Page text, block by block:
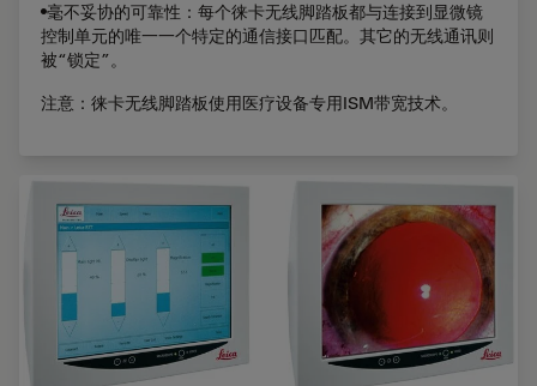
•毫不妥协的可靠性：每个徕卡无线脚踏板都与连接到显微镜
控制单元的唯一一个特定的通信接口匹配。其它的无线通讯则
被“锁定”。
注意：徕卡无线脚踏板使用医疗设备专用ISM带宽技术。